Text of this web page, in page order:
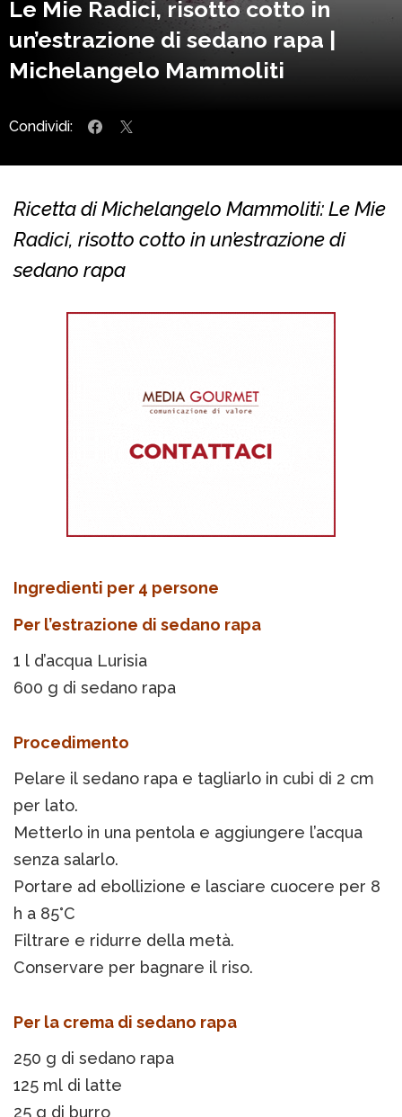
Le Mie Radici, risotto cotto in
un’estrazione di sedano rapa |
Michelangelo Mammoliti
Condividi:
Ricetta di Michelangelo Mammoliti: Le Mie
Radici, risotto cotto in un’estrazione di
sedano rapa
Ingredienti per 4 persone
Per l’estrazione di sedano rapa
1 l d’acqua Lurisia
600 g di sedano rapa
Procedimento
Pelare il sedano rapa e tagliarlo in cubi di 2 cm
per lato.
Metterlo in una pentola e aggiungere l’acqua
senza salarlo.
Portare ad ebollizione e lasciare cuocere per 8
h a 85°C
Filtrare e ridurre della metà.
Conservare per bagnare il riso.
Per la crema di sedano rapa
250 g di sedano rapa
125 ml di latte
25 g di burro